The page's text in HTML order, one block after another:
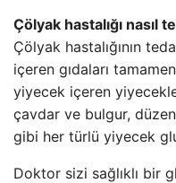
Çölyak hastalığı nasıl
Çölyak hastalığının
içeren gıdaları
yiyecek içeren
çavdar ve bulgur,
gibi her türlü yiyecek
Doktor sizi sağlıklı bir